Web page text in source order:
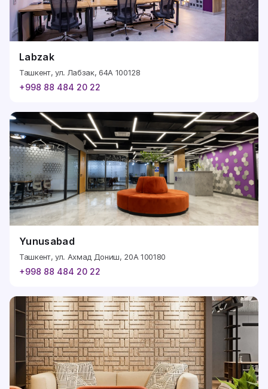
Labzak
Ташкент, ул. Лабзак, 64А 100128
+998 88 484 20 22
Yunusabad
Ташкент, ул. Ахмад Дониш, 20А 100180
+998 88 484 20 22